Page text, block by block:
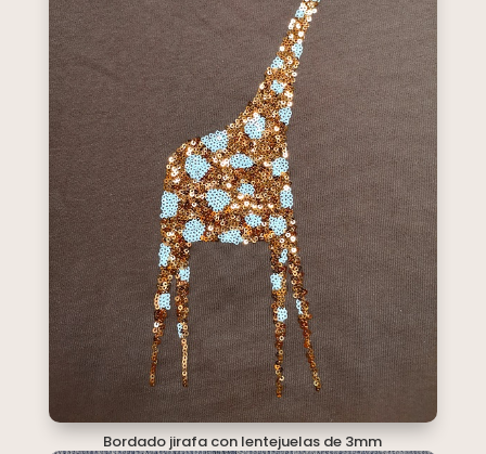
Bordado jirafa con lentejuelas de 3mm